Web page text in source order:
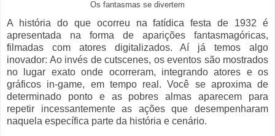
Os fantasmas se divertem
A história do que ocorreu na fatídica festa de 1932 é
apresentada na forma de aparições fantasmagóricas,
filmadas com atores digitalizados. Aí já temos algo
inovador: Ao invés de cutscenes, os eventos são mostrados
no lugar exato onde ocorreram, integrando atores e os
gráficos in-game, em tempo real. Você se aproxima de
determinado ponto e as pobres almas aparecem para
repetir incessantemente as ações que desempenharam
naquela específica parte da história e cenário.